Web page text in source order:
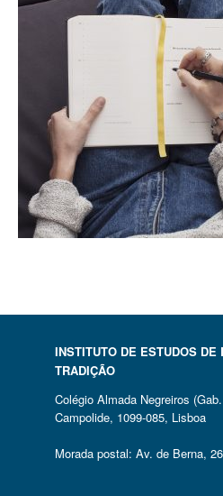
INSTITUTO DE ESTUDOS DE
TRADIÇÃO
Colégio Almada Negreiros
Campolide, 1099-085, Lisboa
Morada postal: Av. de Berna,